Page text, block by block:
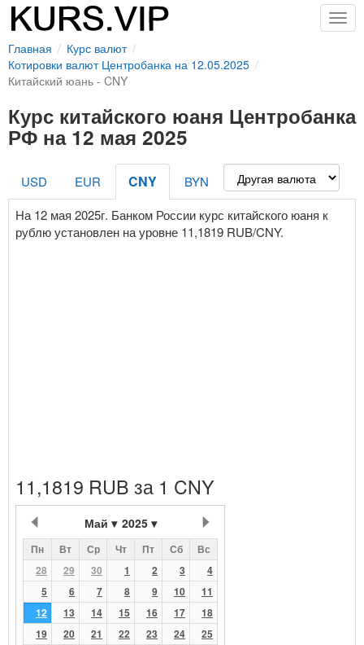
Главная
Курс валют
Котировки валют Центробанка на 12.05.2025
Китайский юань - CNY
Курс китайского юаня Центробанка
РФ на 12 мая 2025
USD EUR CNY
BYN
На 12 мая 2025г. Банком России курс китайского юаня к
рублю установлен на уровне 11,1819 RUB/CNY.
11,1819 RUB за 1 CNY
Май 2025
Пн Вт Ср Чт Пт Сб
Вс
28
29 30 1 2 3
4
5
6 7 8 9 10
11
12
13 14 15 16 17
18
19
20 21 22 23 24
25